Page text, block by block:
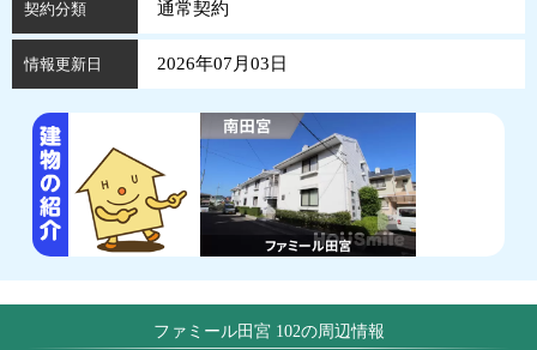
契約分類 通常契約
情報更新日 2026年07月03日
ファミール田宮 102の周辺情報